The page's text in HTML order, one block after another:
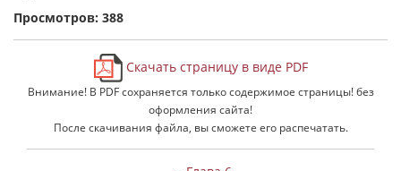
Просмотров: 388
Скачать страницу в виде PDF
Внимание! В PDF сохраняется только содержимое страницы! без
оформления сайта!
После скачивания файла, вы сможете его распечатать.